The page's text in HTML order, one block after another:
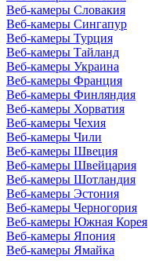
Веб-камеры Словакия
Веб-камеры Сингапур
Веб-камеры Турция
Веб-камеры Тайланд
Веб-камеры Украина
Веб-камеры Франция
Веб-камеры Финляндия
Веб-камеры Хорватия
Веб-камеры Чехия
Веб-камеры Чили
Веб-камеры Швеция
Веб-камеры Швейцария
Веб-камеры Шотландия
Веб-камеры Эстония
Веб-камеры Черногория
Веб-камеры Южная Корея
Веб-камеры Япония
Веб-камеры Ямайка